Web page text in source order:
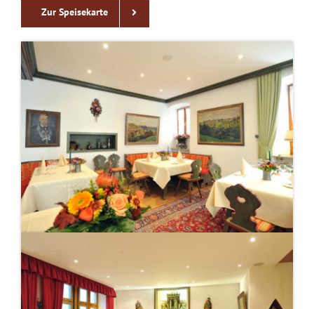
Zur Speisekarte